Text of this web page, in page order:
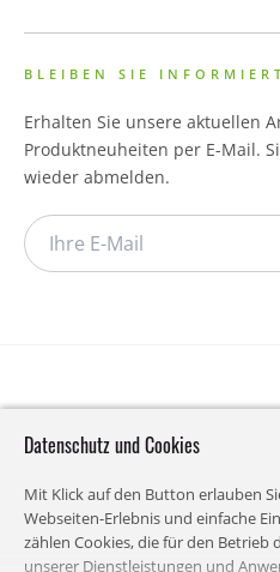
BLEIBEN SIE INFORMIERT
Erhalten Sie unsere aktuellen
Produktneuheiten per E-Mail.
wieder abmelden.
Datenschutz und Cookies
Mit Klick auf den Button erlauben
Webseiten-Erlebnis und einfache
zählen Cookies, die für den Betrieb
unserer Dienstleistungen und